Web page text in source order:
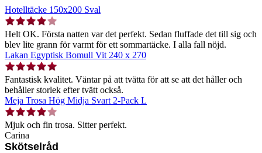
Hotelltäcke 150x200 Sval
Helt OK. Första natten var det perfekt. Sedan fluffade det till sig och
blev lite grann för varmt för ett sommartäcke. I alla fall nöjd.
Lakan Egyptisk Bomull Vit 240 x 270
Fantastisk kvalitet. Väntar på att tvätta för att se att det håller och
behåller storlek efter tvätt också.
Meja Trosa Hög Midja Svart 2-Pack L
Mjuk och fin trosa. Sitter perfekt.
Carina
Skötselråd